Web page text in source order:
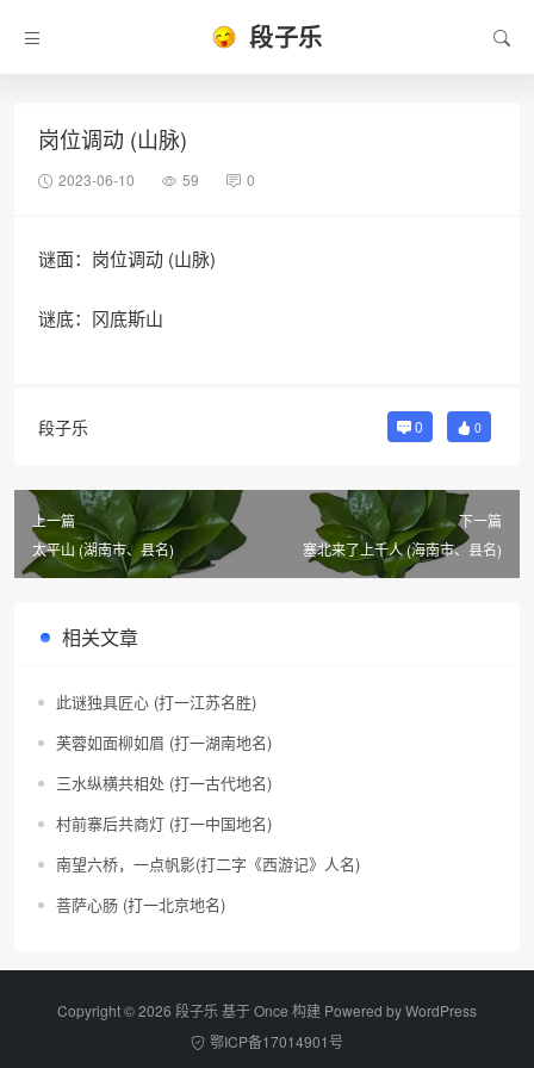
段子乐
岗位调动 (山脉)
2023-06-10 59 0
谜面：岗位调动 (山脉)
谜底：冈底斯山
段子乐 0 0
上一篇
太平山 (湖南市、县名)
下一篇
塞北来了上千人 (海南市、县名)
相关文章
此谜独具匠心 (打一江苏名胜)
芙蓉如面柳如眉 (打一湖南地名)
三水纵横共相处 (打一古代地名)
村前寨后共商灯 (打一中国地名)
南望六桥，一点帆影(打二字《西游记》人名)
菩萨心肠 (打一北京地名)
Copyright © 2026 段子乐 基于 Once 构建 Powered byWordPress
鄂ICP备17014901号